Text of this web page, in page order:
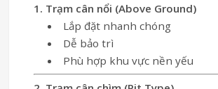
1. Trạm cân nổi (Above Ground)
Lắp đặt nhanh chóng
Dễ bảo trì
Phù hợp khu vực nền yếu